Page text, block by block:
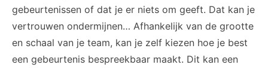
gebeurtenissen of dat je er niets om geeft. Dat kan je
vertrouwen ondermijnen… Afhankelijk van de grootte
en schaal van je team, kan je zelf kiezen hoe je best
een gebeurtenis bespreekbaar maakt. Dit kan een